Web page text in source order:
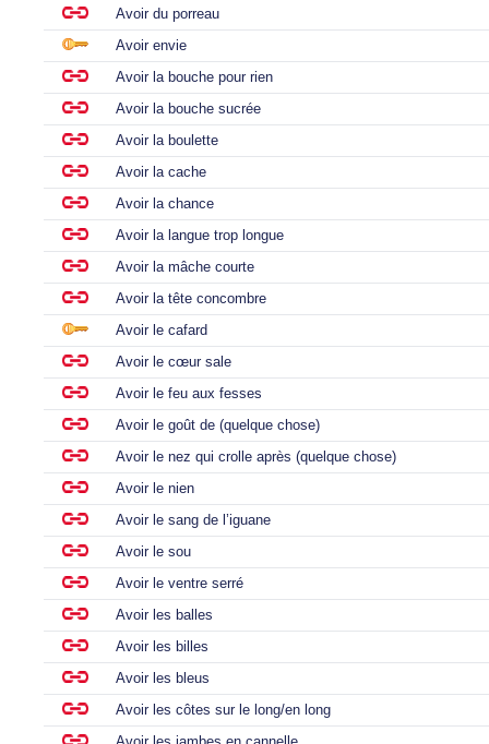
Avoir du porreau
Avoir envie
Avoir la bouche pour rien
Avoir la bouche sucrée
Avoir la boulette
Avoir la cache
Avoir la chance
Avoir la langue trop longue
Avoir la mâche courte
Avoir la tête concombre
Avoir le cafard
Avoir le cœur sale
Avoir le feu aux fesses
Avoir le goût de (quelque chose)
Avoir le nez qui crolle après (quelque chose)
Avoir le nien
Avoir le sang de l’iguane
Avoir le sou
Avoir le ventre serré
Avoir les balles
Avoir les billes
Avoir les bleus
Avoir les côtes sur le long/en long